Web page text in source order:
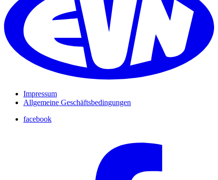
Impressum
Allgemeine Geschäftsbedingungen
facebook